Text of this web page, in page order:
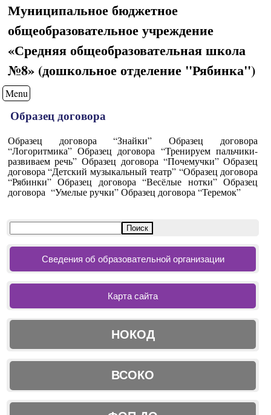
Муниципальное бюджетное
общеобразовательное учреждение
«Средняя общеобразовательная школа
№8» (дошкольное отделение "Рябинка")
Menu
Образец договора
Образец договора “Знайки” Образец договора
“Логоритмика” Образец договора “Тренируем пальчики-
развиваем речь” Образец договора “Почемучки” Образец
договора “Детский музыкальный театр” “Образец договора
“Рябинки” Образец договора “Весёлые нотки” Образец
договора “Умелые ручки” Образец договора “Теремок”
Сведения об образовательной организации
Карта сайта
НОКОД
ВСОКО